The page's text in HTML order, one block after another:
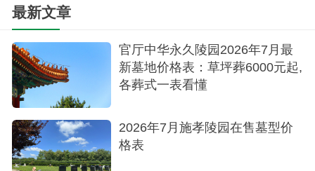
最新文章
官厅中华永久陵园2026年7月最
新墓地价格表：草坪葬6000元起,
各葬式一表看懂
2026年7月施孝陵园在售墓型价
格表